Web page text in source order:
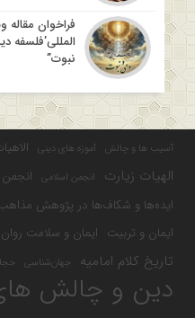
فراخوان
نبوت”
آسیب ها و چالش آموزه های دینی
الهیات زیارت انجمن اسلامی
انجمن
ایده‌ها و شکاف‌ها در پژوهش
ایمان و تربیت ایمان و سلامت روان
تاریخ کلام امامیه جهان‌شناسی
دین و چالش